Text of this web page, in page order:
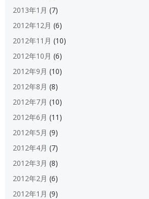
2013年1月 (7)
2012年12月 (6)
2012年11月 (10)
2012年10月 (6)
2012年9月 (10)
2012年8月 (8)
2012年7月 (10)
2012年6月 (11)
2012年5月 (9)
2012年4月 (7)
2012年3月 (8)
2012年2月 (6)
2012年1月 (9)